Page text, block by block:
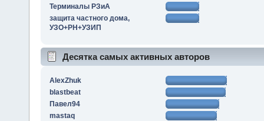
Терминалы РЗиА
защита частного дома,
УЗО+РН+УЗИП
Десятка самых активных авторов
AlexZhuk
blastbeat
Павел94
mastaq